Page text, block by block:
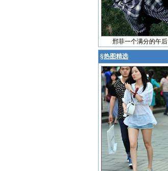
邢菲一个满分的午后
§热图精选